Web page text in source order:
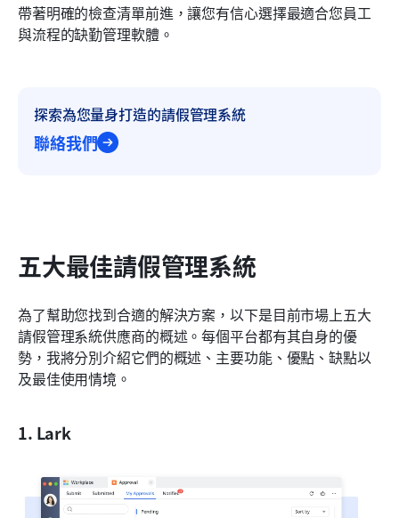
帶著明確的檢查清單前進，讓您有信心選擇最適合您員工
與流程的缺勤管理軟體。
探索為您量身打造的請假管理系統
聯絡我們
五大最佳請假管理系統
為了幫助您找到合適的解決方案，以下是目前市場上五大
請假管理系統供應商的概述。每個平台都有其自身的優
勢，我將分別介紹它們的概述、主要功能、優點、缺點以
及最佳使用情境。
1. Lark